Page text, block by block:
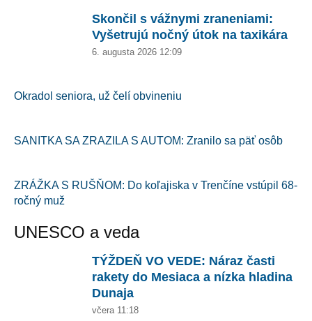
Skončil s vážnymi zraneniami:
Vyšetrujú nočný útok na taxikára
6. augusta 2026 12:09
Okradol seniora, už čelí obvineniu
SANITKA SA ZRAZILA S AUTOM: Zranilo sa päť osôb
ZRÁŽKA S RUŠŇOM: Do koľajiska v Trenčíne vstúpil 68-
ročný muž
UNESCO a veda
TÝŽDEŇ VO VEDE: Náraz časti
rakety do Mesiaca a nízka hladina
Dunaja
včera 11:18